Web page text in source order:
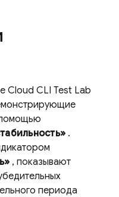
Cloud CLI Test Lab
.
, показывают
периода